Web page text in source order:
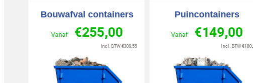
Bouwafval containers
Vanaf €255,00
Incl. BTW€308,55
Puincontainers
Vanaf €149,00
Incl. BTW €
Alles goe geregeld
Echt een geweldig bedrijf! De
communicatie verloopt altijd
prettig en professioneel, en
Lees meer »
Ik heb in totaal 5
nodig gehad Alle 5 zijn
professioneel en
Lees meer »